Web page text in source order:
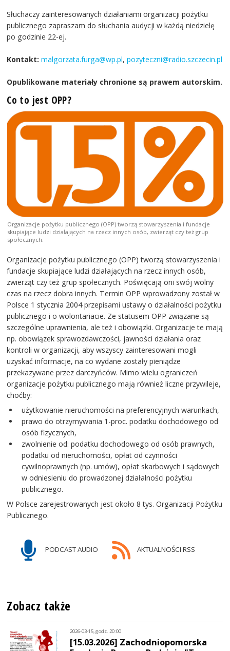
Słuchaczy zainteresowanych działaniami organizacji pożytku
publicznego zapraszam do słuchania audycji w każdą niedzielę
po godzinie 22-ej.
Kontakt: malgorzata.furga@wp.pl,pozyteczni@radio.szczecin.pl
Opublikowane materiały chronione są prawem autorskim.
Co to jest OPP?
Organizacje pożytku publicznego (OPP) tworzą stowarzyszenia i fundacje
skupiające ludzi działających na rzecz innych osób, zwierząt czy też grup
społecznych.
Organizacje pożytku publicznego (OPP) tworzą stowarzyszenia i
fundacje skupiające ludzi działających na rzecz innych osób,
zwierząt czy też grup społecznych. Poświęcają oni swój wolny
czas na rzecz dobra innych. Termin OPP wprowadzony został w
Polsce 1 stycznia 2004 przepisami ustawy o działalności pożytku
publicznego i o wolontariacie. Ze statusem OPP związane są
szczególne uprawnienia, ale też i obowiązki. Organizacje te mają
np. obowiązek sprawozdawczości, jawności działania oraz
kontroli w organizacji, aby wszyscy zainteresowani mogli
uzyskać informacje, na co wydane zostały pieniądze
przekazywane przez darczyńców. Mimo wielu ograniczeń
organizacje pożytku publicznego mają również liczne przywileje,
choćby:
użytkowanie nieruchomości na preferencyjnych warunkach,
prawo do otrzymywania 1-proc. podatku dochodowego od
osób fizycznych,
zwolnienie od: podatku dochodowego od osób prawnych,
podatku od nieruchomości, opłat od czynności
cywilnoprawnych (np. umów), opłat skarbowych i sądowych
w odniesieniu do prowadzonej działalności pożytku
publicznego.
W Polsce zarejestrowanych jest około 8 tys. Organizacji Pożytku
Publicznego.
PODCAST AUDIO AKTUALNOŚCI RSS
Zobacz także
2026-03-15, godz. 20:00
[15.03.2026] Zachodniopomorska